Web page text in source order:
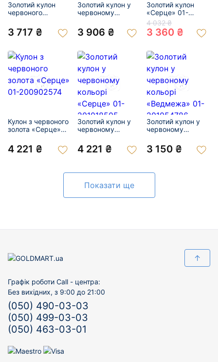
Золотий кулон
червоного
01-200889300
3 717 ₴
Золотий кулон у
червоному
С» 01-200836925
3 906 ₴
Золотий кулон
«Серце» 01-
200867472
4 032 ₴
3 360 ₴
Кулон з червоного
золота «Серце»
4 221 ₴
Золотий кулон у
червоному
01-201018505
4 221 ₴
Золотий кулон у
червоному
«Ведмежа» 01-
201054786
3 150 ₴
Показати ще
↑
Графік роботи Call - центра:
Без вихідних, з 9:00 до 21:00
(050) 490-03-03
(050) 499-03-03
(050) 463-03-01